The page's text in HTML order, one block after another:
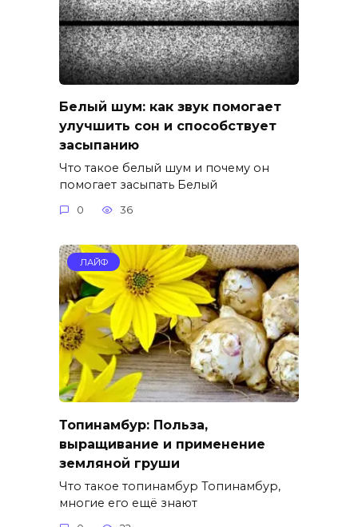
Белый шум: как звук помогает
улучшить сон и способствует
засыпанию
Что такое белый шум и почему он
помогает засыпать Белый
0 36
ЛАЙФ
Топинамбур: Польза,
выращивание и применение
земляной груши
Что такое топинамбур Топинамбур,
многие его ещё знают